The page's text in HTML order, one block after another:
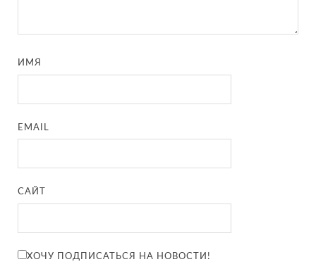
ИМЯ
EMAIL
САЙТ
ХОЧУ ПОДПИСАТЬСЯ НА НОВОСТИ!